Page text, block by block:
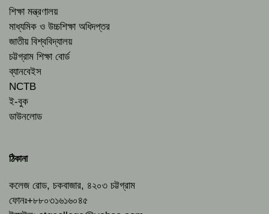
শিক্ষা মন্ত্রণালয়
মাধ্যমিক ও উচ্চশিক্ষা অধিদপ্তর
জাতীয় বিশ্ববিদ্যালয়
চট্টগ্রাম শিক্ষা বোর্ড
ব্যানবেইস
NCTB
ই-বুক
ডাউনলোড
ঠিকানা
কলেজ রোড, চকবাজার, ৪২০৩ চট্টগ্রাম
ফোনঃ+৮৮০৩১৬১৬০৪৫